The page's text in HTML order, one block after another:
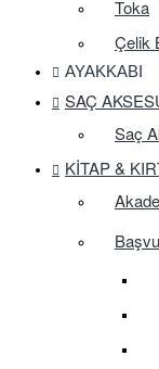
Toka
Çelik
AYAKKABI
SAÇ
Saç
KITAP &